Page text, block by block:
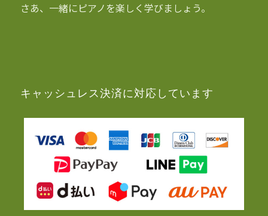
さあ、一緒にピアノを楽しく学びましょう。
キャッシュレス決済に対応しています